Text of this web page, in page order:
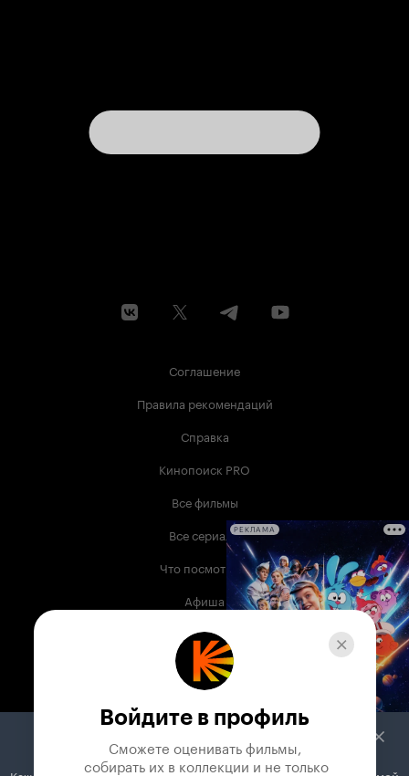
Соглашение
Правила рекомендаций
Справка
Кинопоиск PRO
Все фильмы
Все сериалы
Что посмотреть
Афиша
Музыка
Телепрограмма
Служба поддержки
РЕКЛАМА
Войдите в профиль
Сможете оценивать фильмы,
собирать их в коллекции и не только